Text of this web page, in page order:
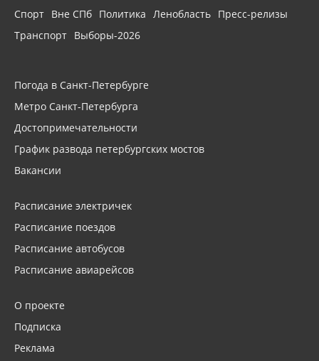
Спорт Вне СПб Политика Ленобласть Пресс-релизы
Транспорт Выборы-2026
Погода в Санкт-Петербурге
Метро Санкт-Петербурга
Достопримечательности
График развода петербургских мостов
Вакансии
Расписание электричек
Расписание поездов
Расписание автобусов
Расписание авиарейсов
О проекте
Подписка
Реклама